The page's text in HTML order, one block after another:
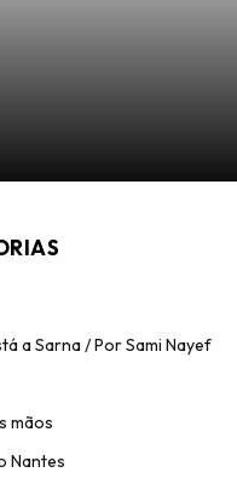
a Sarna / Por Sami Nayef
mãos
Nantes